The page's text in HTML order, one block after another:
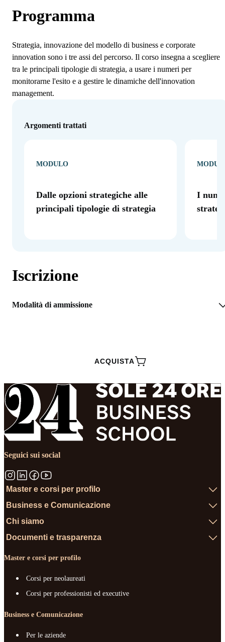
Programma
Strategia, innovazione del modello di business e corporate
innovation sono i tre assi del percorso. Il corso insegna a scegliere
tra le principali tipologie di strategia, a usare i numeri per
monitorarne l'esito e a gestire le dinamiche dell'innovation
management.
Argomenti trattati
MODULO
Dalle opzioni strategiche alle
principali tipologie di strategia
I
Iscrizione
Modalità di ammissione
ACQUISTA
Seguici sui social
Master e corsi per profilo
Business e Comunicazione
Chi siamo
Documenti e trasparenza
Master e corsi per profilo
Corsi per neolaureati
Corsi per professionisti ed executive
Business e Comunicazione
Per le aziende